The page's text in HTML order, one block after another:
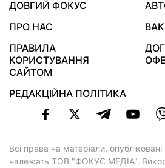
ДОВГИЙ ФОКУС
ПРО НАС
ПРАВИЛА
КОРИСТУВАННЯ
САЙТОМ
РЕДАКЦІЙНА ПОЛІТИКА
Всі права на матеріали,
належать ТОВ "ФОКУС МЕДІА".